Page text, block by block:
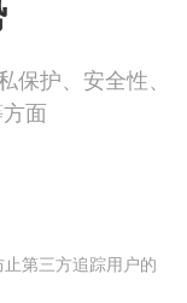
护、安全性、
面
第三方追踪用户的